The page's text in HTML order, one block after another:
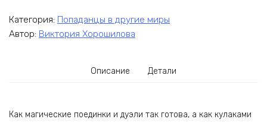
Категория: Попаданцы в другие миры
Автор: Виктория Хорошилова
Описание Детали
Как магические поединки и дуэли так готова, а как кулаками